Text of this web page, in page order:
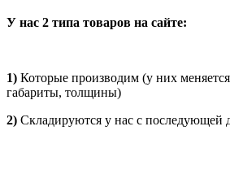
У нас 2 типа товаров на сайте:
1) Которые производим (у них
габариты, толщины)
2) Складируются у нас с последующей